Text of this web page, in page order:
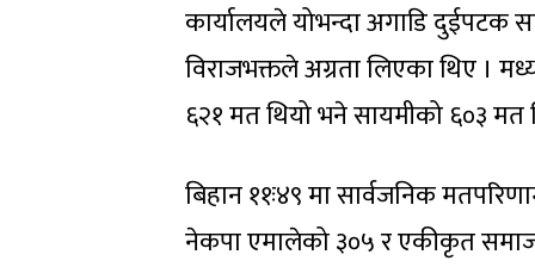
कार्यालयले योभन्दा अगाडि दुईपटक
विराजभक्तले अग्रता लिएका थिए ।
६२१ मत थियो भने सायमीको ६०३ मत
बिहान ११ः४९ मा सार्वजनिक
नेकपा एमालेको ३०५ र एकीकृत